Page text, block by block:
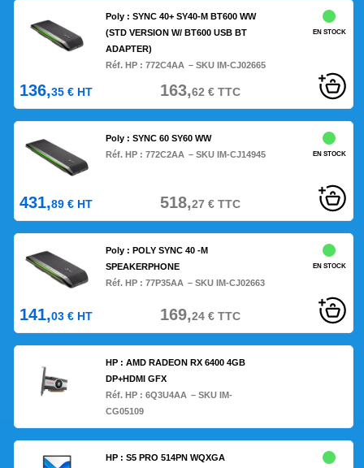
Poly : SYNC 40+ SY40-M BT600 WW
(STD VERSION W/ BT600 USB BT
ADAPTER)
Réf. HP :772C4AA – SKU IM-CJ02665
EN STOCK
136,35 € HT 163,62 €TTC
Poly : SYNC 60 SY60 WW
Réf. HP :772C2AA – SKU IM-CJ14945 EN STOCK
431,89 € HT 518,27 €TTC
Poly : POLY SYNC 40 -M
SPEAKERPHONE
Réf. HP :77P35AA – SKU IM-CJ02663
EN STOCK
141,03 € HT 169,24€TTC
HP : AMD RADEON RX 6400 4GB
DP+HDMI GFX
Réf. HP :6Q3U4AA – SKU IM-
CG05109
HP : S5 PRO 514PN WQXGA